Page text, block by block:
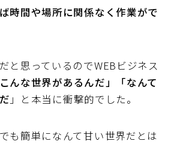
時間や場所に関係なく作業がで
と思っているのでWEBビジネス
こんな世界があるんだ」「なんて
」と本当に衝撃的でした。
も簡単になんて甘い世界だとは